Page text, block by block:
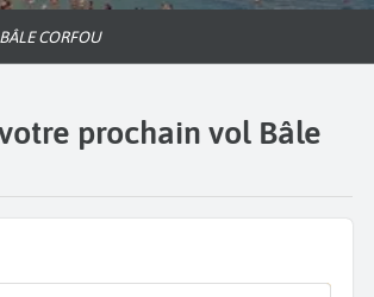
BÂLE CORFOU
prochain vol Bâle